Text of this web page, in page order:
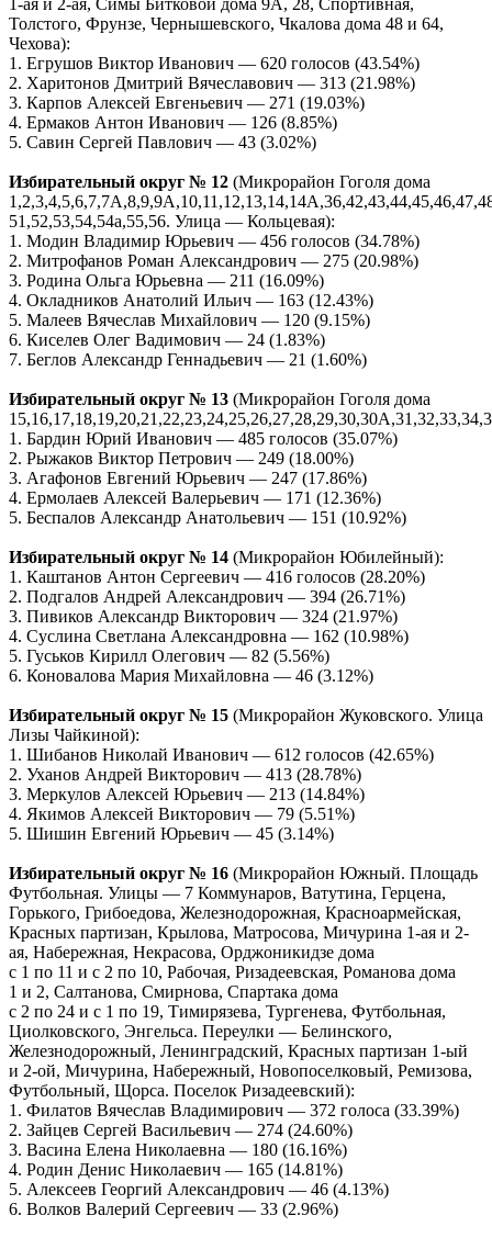
1-ая и 2-ая, Симы Битковой дома 9А, 28, Спортивная,
Толстого, Фрунзе, Чернышевского, Чкалова дома 48 и 64,
Чехова):
1. Егрушов Виктор Иванович — 620 голосов (43.54%)
2. Харитонов Дмитрий Вячеславович — 313 (21.98%)
3. Карпов Алексей Евгеньевич — 271 (19.03%)
4. Ермаков Антон Иванович — 126 (8.85%)
5. Савин Сергей Павлович — 43 (3.02%)
Избирательный округ № 12 (Микрорайон Гоголя дома
51,52,53,54,54а,55,56. Улица — Кольцевая):
1. Модин Владимир Юрьевич — 456 голосов (34.78%)
2. Митрофанов Роман Александрович — 275 (20.98%)
3. Родина Ольга Юрьевна — 211 (16.09%)
4. Окладников Анатолий Ильич — 163 (12.43%)
5. Малеев Вячеслав Михайлович — 120 (9.15%)
6. Киселев Олег Вадимович — 24 (1.83%)
7. Беглов Александр Геннадьевич — 21 (1.60%)
Избирательный округ № 13 (Микрорайон Гоголя дома
1. Бардин Юрий Иванович — 485 голосов (35.07%)
2. Рыжаков Виктор Петрович — 249 (18.00%)
3. Агафонов Евгений Юрьевич — 247 (17.86%)
4. Ермолаев Алексей Валерьевич — 171 (12.36%)
5. Беспалов Александр Анатольевич — 151 (10.92%)
Избирательный округ № 14 (Микрорайон Юбилейный):
1. Каштанов Антон Сергеевич — 416 голосов (28.20%)
2. Подгалов Андрей Александрович — 394 (26.71%)
3. Пивиков Александр Викторович — 324 (21.97%)
4. Суслина Светлана Александровна — 162 (10.98%)
5. Гуськов Кирилл Олегович — 82 (5.56%)
6. Коновалова Мария Михайловна — 46 (3.12%)
Избирательный округ № 15 (Микрорайон Жуковского. Улица
Лизы Чайкиной):
1. Шибанов Николай Иванович — 612 голосов (42.65%)
2. Уханов Андрей Викторович — 413 (28.78%)
3. Меркулов Алексей Юрьевич — 213 (14.84%)
4. Якимов Алексей Викторович — 79 (5.51%)
5. Шишин Евгений Юрьевич — 45 (3.14%)
Избирательный округ № 16 (Микрорайон Южный. Площадь
Футбольная. Улицы — 7 Коммунаров, Ватутина, Герцена,
Горького, Грибоедова, Железнодорожная, Красноармейская,
Красных партизан, Крылова, Матросова, Мичурина 1-ая и 2-
ая, Набережная, Некрасова, Орджоникидзе дома
с 1 по 11 и с 2 по 10, Рабочая, Ризадеевская, Романова дома
1 и 2, Салтанова, Смирнова, Спартака дома
с 2 по 24 и с 1 по 19, Тимирязева, Тургенева, Футбольная,
Циолковского, Энгельса. Переулки — Белинского,
Железнодорожный, Ленинградский, Красных партизан 1-ый
и 2-ой, Мичурина, Набережный, Новопоселковый, Ремизова,
Футбольный, Щорса. Поселок Ризадеевский):
1. Филатов Вячеслав Владимирович — 372 голоса (33.39%)
2. Зайцев Сергей Васильевич — 274 (24.60%)
3. Васина Елена Николаевна — 180 (16.16%)
4. Родин Денис Николаевич — 165 (14.81%)
5. Алексеев Георгий Александрович — 46 (4.13%)
6. Волков Валерий Сергеевич — 33 (2.96%)